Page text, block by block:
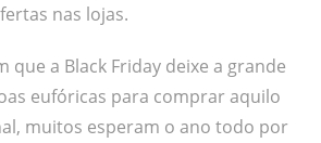
nas lojas.
que a Black Friday deixe a grande
eufóricas para comprar aquilo
muitos esperam o ano todo por